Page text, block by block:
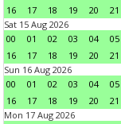
16
17 18 19 20 21
Sat 15 Aug 2026
00
01 02 03 04 05
16
17 18 19 20 21
Sun 16 Aug 2026
00
01 02 03 04 05
16
17 18 19 20 21
Mon 17 Aug 2026